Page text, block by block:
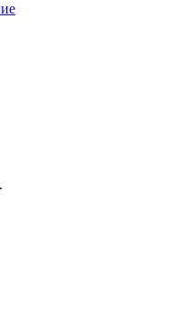
.